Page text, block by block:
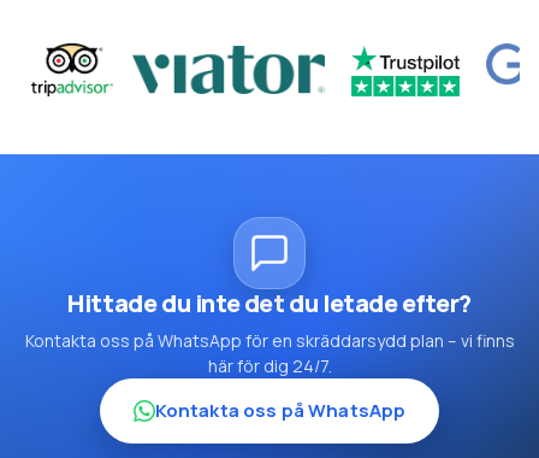
Hittade du inte det du letade efter?
Kontakta oss på WhatsApp för en skräddarsydd plan – vi finns
här för dig 24/7.
Kontakta oss på WhatsApp